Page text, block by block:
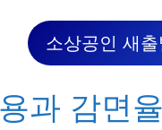
소상공인 새
과 감면율